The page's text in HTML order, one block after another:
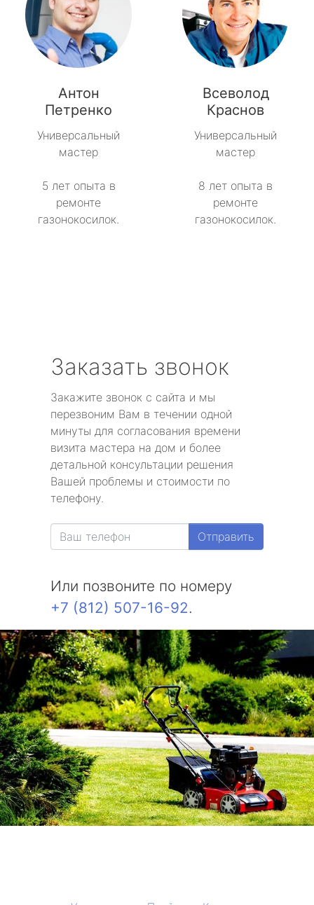
Антон
Петренко
Универсальный
мастер
5 лет опыта в
ремонте
газонокосилок.
Всеволод
Краснов
Универсальный
мастер
8 лет опыта в
ремонте
газонокосилок.
Заказать звонок
Закажите звонок с сайта и мы
перезвоним Вам в течении одной
минуты для согласования времени
визита мастера на дом и более
детальной консультации решения
Вашей проблемы и стоимости по
телефону.
Отправить
Или позвоните по номеру
+7 (812) 507-16-92.